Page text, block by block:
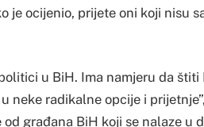
je ocijenio, prijete oni koji nisu
u BiH. Ima namjeru da
neke radikalne opcije i
građana BiH koji se nalaze u